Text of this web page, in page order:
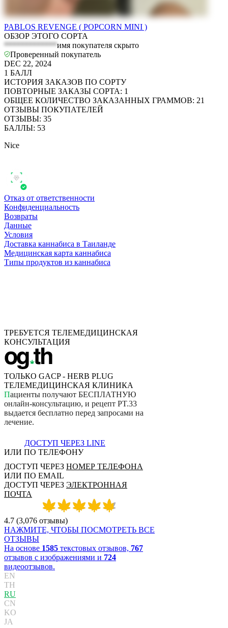
PABLOS REVENGE ( POPCORN MINI )
ОБЗОР ЭТОГО СОРТА
*************имя покупателя скрыто
Проверенный покупатель
DEC 22, 2024
1 БАЛЛ
ИСТОРИЯ ЗАКАЗОВ ПО СОРТУ
ПОВТОРНЫЕ ЗАКАЗЫ СОРТА: 1
ОБЩЕЕ КОЛИЧЕСТВО ЗАКАЗАННЫХ ГРАММОВ: 21
ОТЗЫВЫ ПОКУПАТЕЛЕЙ
ОТЗЫВЫ: 35
БАЛЛЫ: 53
Nice
Отказ от ответственности
Конфиденциальность
Возвраты
Данные
Условия
Доставка каннабиса в Таиланде
Медицинская карта каннабиса
Типы продуктов из каннабиса
ТРЕБУЕТСЯ ТЕЛЕМЕДИЦИНСКАЯ
КОНСУЛЬТАЦИЯ
ТОЛЬКО GACP - HERB PLUG
ТЕЛЕМЕДИЦИНСКАЯ КЛИНИКА
Пациенты получают БЕСПЛАТНУЮ
онлайн-консультацию, и рецепт PT.33
выдается бесплатно перед запросами на
лечение.
ДОСТУП ЧЕРЕЗ LINE
ИЛИ ПО ТЕЛЕФОНУ
ДОСТУП ЧЕРЕЗ НОМЕР ТЕЛЕФОНА
ИЛИ ПО EMAIL
ДОСТУП ЧЕРЕЗ ЭЛЕКТРОННАЯ
ПОЧТА
4.7 (3,076 отзывы)
НАЖМИТЕ, ЧТОБЫ ПОСМОТРЕТЬ ВСЕ
ОТЗЫВЫ
На основе 1585 текстовых отзывов, 767
отзывов с изображениями и 724
видеоотзывов.
EN
TH
RU
CN
KO
JA